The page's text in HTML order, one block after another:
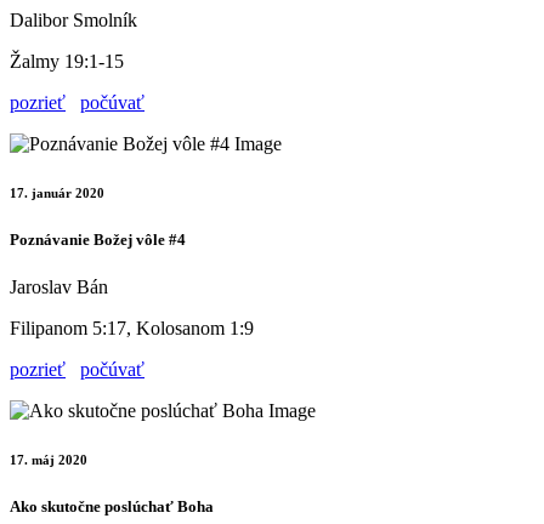
Dalibor Smolník
Žalmy 19:1-15
pozrieť
počúvať
17. január 2020
Poznávanie Božej vôle #4
Jaroslav Bán
Filipanom 5:17, Kolosanom 1:9
pozrieť
počúvať
17. máj 2020
Ako skutočne poslúchať Boha